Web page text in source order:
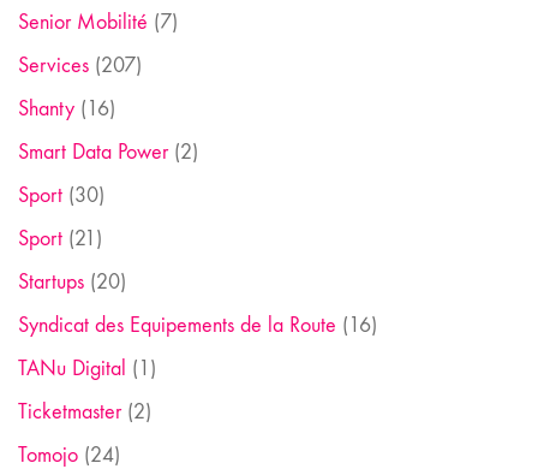
Senior Mobilité (7)
Services (207)
Shanty (16)
Smart Data Power(2)
Sport (30)
Sport (21)
Startups (20)
Syndicat des Equipements de la Route (16)
TANu Digital (1)
Ticketmaster(2)
Tomojo (24)